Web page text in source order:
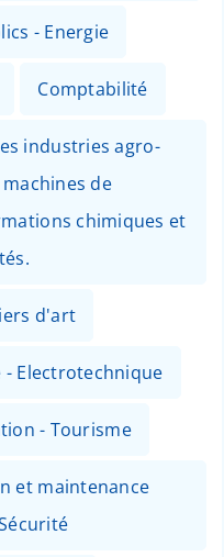
- Energie
Comptabilité
industries agro-
de
chimiques et
d'art
Electrotechnique
- Tourisme
et maintenance